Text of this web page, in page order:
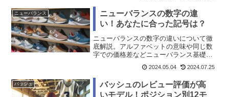
ニューバランス
ニューバランスの数字の違
い！あなたに合った記号は？
ニューバランスの数字の違いについて徹
底解説。アルファベットの意味や同じ数
字での価格差などニューバランス基礎知
2024.05.04 2024.07.25
バッシュ
バッシュのレビュー評価が高
いモデル！ポジション別12モ